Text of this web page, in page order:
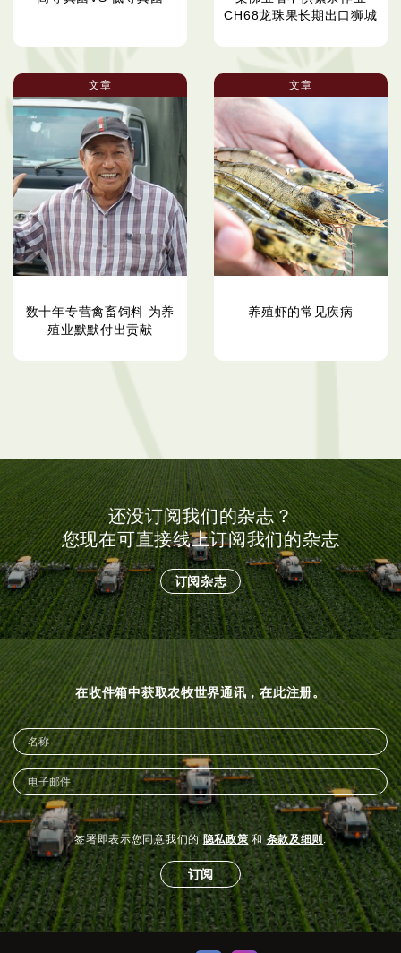
CH68龙珠果长期出口狮城
文章
数十年专营禽畜饲料 为养
殖业默默付出贡献
文章
养殖虾的常见疾病
还没订阅我们的杂志？
您现在可直接线上订阅我们的杂志
订阅杂志
在收件箱中获取农牧世界通讯，在此注册。
签署即表示您同意我们的隐私政策 和条款及细则 .
订阅